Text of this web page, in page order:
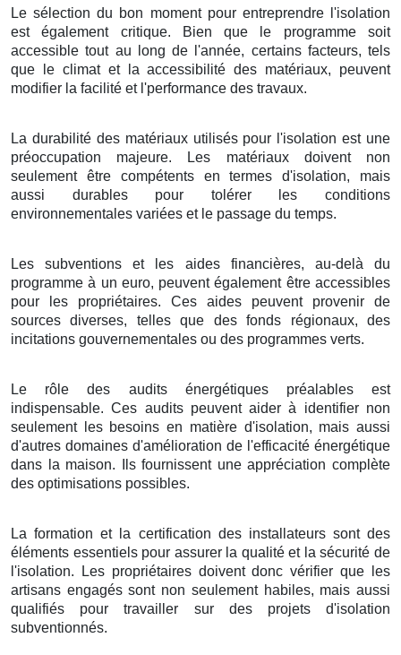
Le sélection du bon moment pour entreprendre l'isolation
est également critique. Bien que le programme soit
accessible tout au long de l'année, certains facteurs, tels
que le climat et la accessibilité des matériaux, peuvent
modifier la facilité et l'performance des travaux.
La durabilité des matériaux utilisés pour l'isolation est une
préoccupation majeure. Les matériaux doivent non
seulement être compétents en termes d'isolation, mais
aussi durables pour tolérer les conditions
environnementales variées et le passage du temps.
Les subventions et les aides financières, au-delà du
programme à un euro, peuvent également être accessibles
pour les propriétaires. Ces aides peuvent provenir de
sources diverses, telles que des fonds régionaux, des
incitations gouvernementales ou des programmes verts.
Le rôle des audits énergétiques préalables est
indispensable. Ces audits peuvent aider à identifier non
seulement les besoins en matière d'isolation, mais aussi
d'autres domaines d'amélioration de l'efficacité énergétique
dans la maison. Ils fournissent une appréciation complète
des optimisations possibles.
La formation et la certification des installateurs sont des
éléments essentiels pour assurer la qualité et la sécurité de
l'isolation. Les propriétaires doivent donc vérifier que les
artisans engagés sont non seulement habiles, mais aussi
qualifiés pour travailler sur des projets d'isolation
subventionnés.